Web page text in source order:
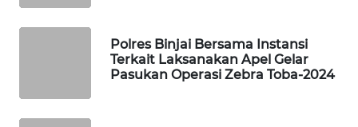
Polres Binjai Bersama Instansi
Terkait Laksanakan Apel Gelar
Pasukan Operasi Zebra Toba-2024
PLN
WATCH